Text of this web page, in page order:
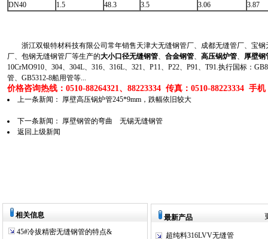
DN40
1.5 48.3 3.5 3.06 3.87
浙江双银特材科技有限公司常年销售天津大无缝钢管厂、成都无缝管厂、宝钢
厂、包钢无缝钢管厂等生产的大小口径无缝钢管、 合金钢管、 高压锅炉管、
厚壁钢
10CrMO910、304、304L、316、316L、321、P11、P22、P91、T91.执行国标：
管、GB5312-8船用管等...
价格咨询热线：0510-88264321、88223334 传真：0510-88223334 手机
上一条新闻： 厚壁高压锅炉管245*9mm，跌幅依旧较大
下一条新闻：
厚壁钢管的弯曲 无锡无缝钢管
返回上级新闻
相关信息
45#冷拔精密无缝钢管的特点&
最新产品
超纯料316LVV无缝管